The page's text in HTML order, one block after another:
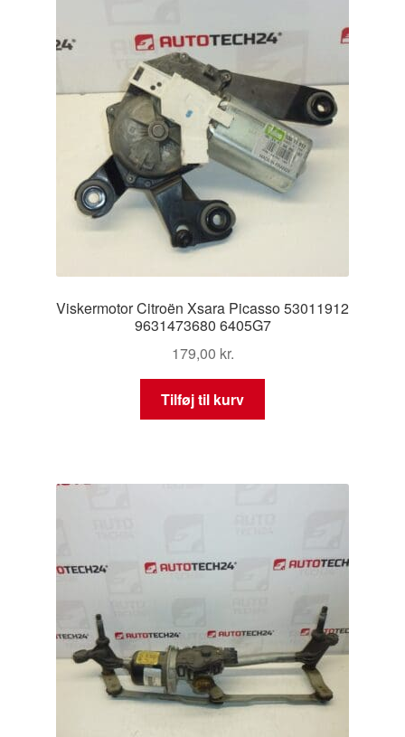
Viskermotor Citroën Xsara Picasso 53011912
9631473680 6405G7
179,00 kr.
Tilføj til kurv